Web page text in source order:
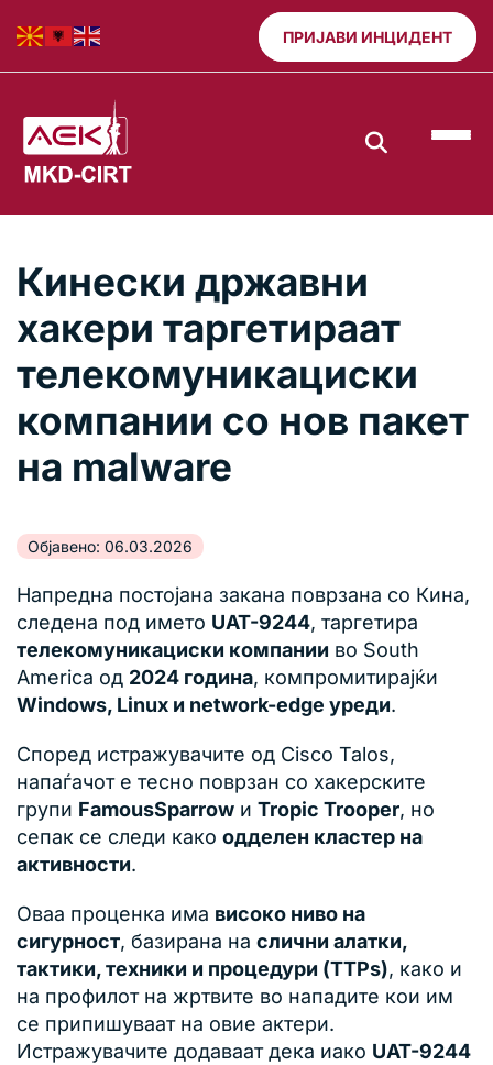
ПРИЈАВИ ИНЦИДЕНТ
Кинески државни
хакери таргетираат
телекомуникациски
компании со нов пакет
на malware
Објавено: 06.03.2026
Напредна постојана закана поврзана со Кина,
следена под името UAT-9244, таргетира
телекомуникациски компании во South
America од 2024 година, компромитирајќи
Windows, Linux и network-edge уреди.
Според истражувачите од Cisco Talos,
напаѓачот е тесно поврзан со хакерските
групи FamousSparrow и Tropic Trooper, но
сепак се следи како одделен кластер на
активности.
Оваа проценка има високо ниво на
сигурност, базирана на слични алатки,
тактики, техники и процедури (TTPs), како и
на профилот на жртвите во нападите кои им
се припишуваат на овие актери.
Истражувачите додаваат дека иако UAT-9244